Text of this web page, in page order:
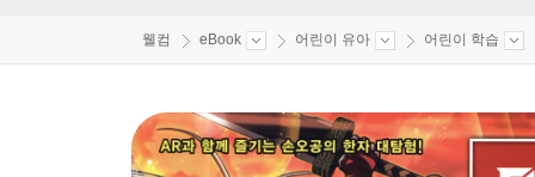
웰컴 eBook 어린이 유아 어린이 학습